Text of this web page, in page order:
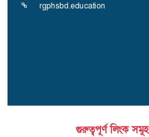
rgphsbd.education
গুরুত্বপূর্ণ লিংক সমূহ